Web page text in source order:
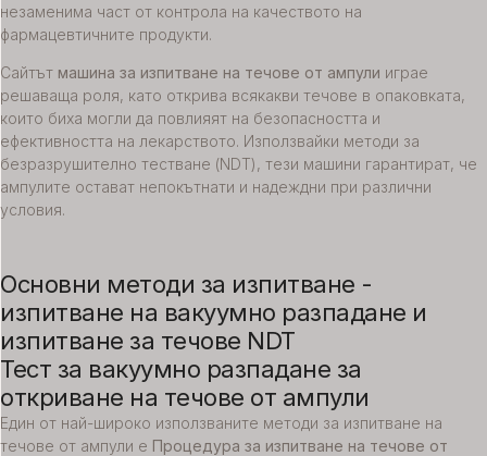
незаменима част от контрола на качеството на
фармацевтичните продукти.
Сайтът машина за изпитване на течове от ампули играе
решаваща роля, като открива всякакви течове в опаковката,
които биха могли да повлияят на безопасността и
ефективността на лекарството. Използвайки методи за
безразрушително тестване (NDT), тези машини гарантират, че
ампулите остават непокътнати и надеждни при различни
условия.
Основни методи за изпитване -
изпитване на вакуумно разпадане и
изпитване за течове NDT
Тест за вакуумно разпадане за
откриване на течове от ампули
Един от най-широко използваните методи за изпитване на
течове от ампули е Процедура за изпитване на течове от